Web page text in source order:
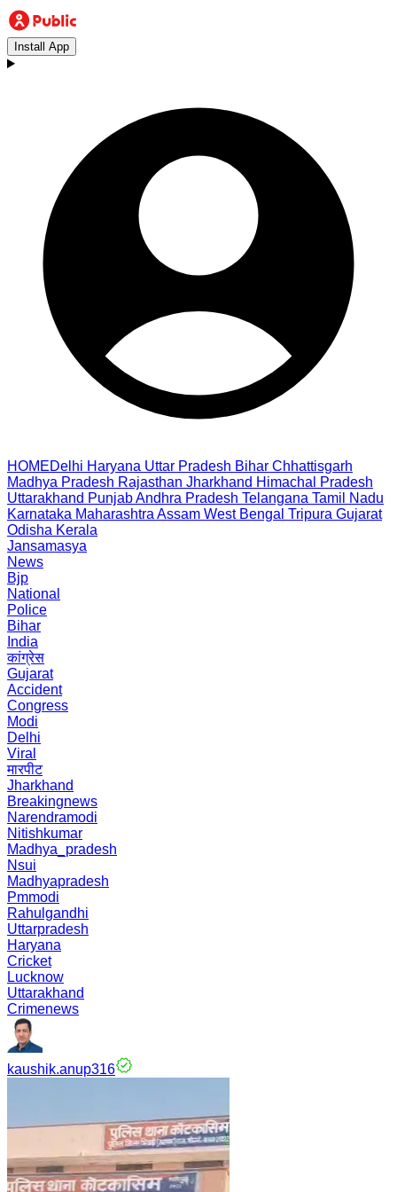
Install App
HOMEDelhi Haryana Uttar Pradesh Bihar Chhattisgarh
Madhya Pradesh Rajasthan Jharkhand Himachal Pradesh
Uttarakhand PunjabAndhra Pradesh Telangana Tamil Nadu
Karnataka Maharashtra Assam West Bengal Tripura Gujarat
Odisha Kerala
Jansamasya
News
Bjp
National
Police
Bihar
India
कांग्रेस
Gujarat
Accident
Congress
Modi
Delhi
Viral
मारपीट
Jharkhand
Breakingnews
Narendramodi
Nitishkumar
Madhya_pradesh
Nsui
Madhyapradesh
Pmmodi
Rahulgandhi
Uttarpradesh
Haryana
Cricket
Lucknow
Uttarakhand
Crimenews
kaushik.anup316